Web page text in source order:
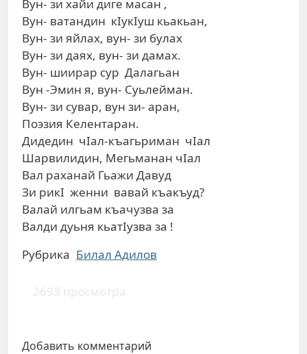
Вун- зи хайи диге масан ,
Вун- ватандин кIукIуш кьакьан,
Вун- зи яйлах, вун- зи булах
Вун- зи даях, вун- зи дамах.
Вун- шиирар сур Далагьан
Вун -Эмин я, вун- Суьлейман.
Вун- зи сувар, вун зи- аран,
Поэзия Келентаран.
Дидедин чIал-къагьриман чIал
Шарвилидин, Мегьманан чIал
Вал раханай Гьажи Давуд
Зи рикI женни вавай къакъуд?
Валай илгьам къачузва за
Валди дуьня кьатIузва за !
Рубрика Билал Адилов
2693 просмотра
Добавить комментарий